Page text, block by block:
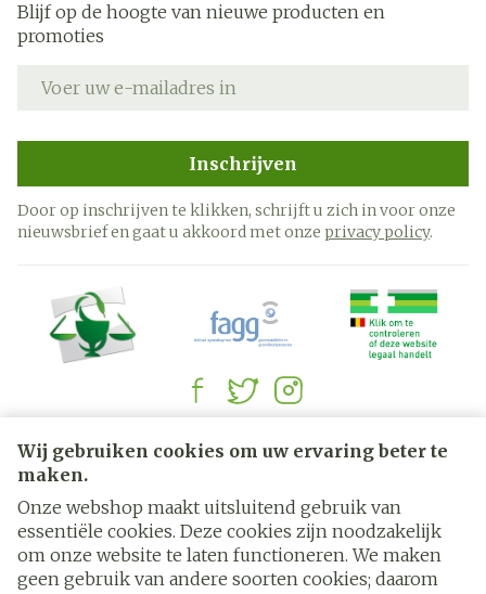
Wij gebruiken cookies om uw ervaring beter te
maken.
Onze webshop maakt uitsluitend gebruik van
essentiële cookies. Deze cookies zijn noodzakelijk
om onze website te laten functioneren. We maken
geen gebruik van andere soorten cookies; daarom
Blijf op de hoogte van nieuwe producten en
promoties
Inschrijven
Door op inschrijven te klikken, schrijft u zich in voor onze
nieuwsbrief en gaat u akkoord met onze privacy policy.
Juridische links